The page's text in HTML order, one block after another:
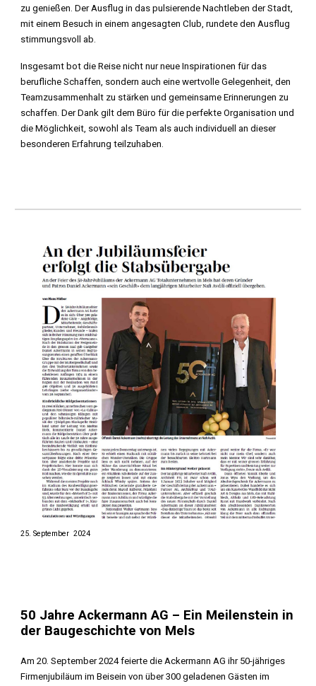
zu genießen. Der Ausflug in das pulsierende Nachtleben der Stadt,
mit einem Besuch in einem angesagten Club, rundete den Ausflug
stimmungsvoll ab.
Insgesamt bot die Reise nicht nur neue Inspirationen für das
berufliche Schaffen, sondern auch eine wertvolle Gelegenheit, den
Teamzusammenhalt zu stärken und gemeinsame Erinnerungen zu
schaffen. Der Dank gilt dem Büro für die perfekte Organisation und
die Möglichkeit, sowohl als Team als auch individuell an dieser
besonderen Erfahrung teilzuhaben.
25. September 2024
50 Jahre Ackermann AG – Ein Meilenstein in
der Baugeschichte von Mels
Am 20. September 2024 feierte die Ackermann AG ihr 50-jähriges
Firmenjubiläum im Beisein von über 300 geladenen Gästen im